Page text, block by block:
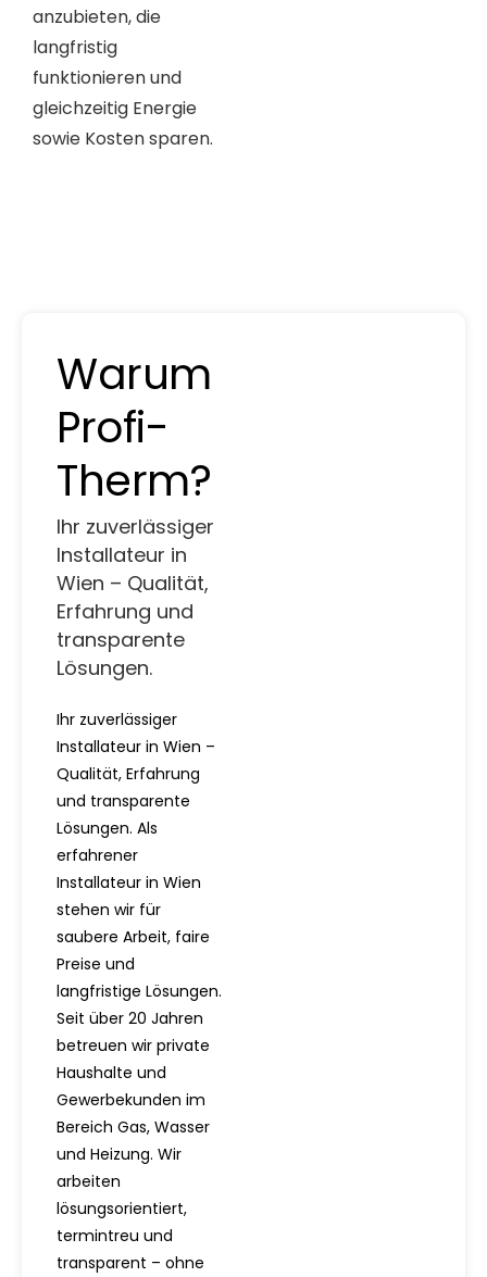
anzubieten, die
langfristig
funktionieren und
gleichzeitig Energie
sowie Kosten sparen.
Warum
Profi-
Therm?
Ihr zuverlässiger
Installateur in
Wien – Qualität,
Erfahrung und
transparente
Lösungen.
Ihr zuverlässiger
Installateur in Wien –
Qualität, Erfahrung
und transparente
Lösungen. Als
erfahrener
Installateur in Wien
stehen wir für
saubere Arbeit, faire
Preise und
langfristige Lösungen.
Seit über 20 Jahren
betreuen wir private
Haushalte und
Gewerbekunden im
Bereich Gas, Wasser
und Heizung. Wir
arbeiten
lösungsorientiert,
termintreu und
transparent – ohne